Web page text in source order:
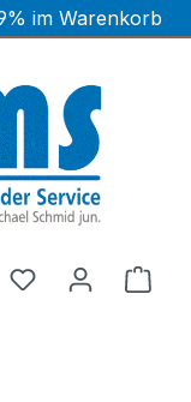
im Warenkorb